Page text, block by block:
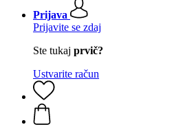
Prijava
Prijavite se zdaj
Ste tukaj prvič?
Ustvarite račun